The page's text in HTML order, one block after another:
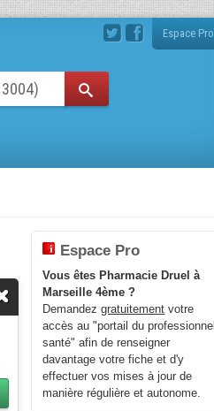
Espace Pro
Espace Pro
Vous êtes Pharmacie Druel à
Marseille 4ème ?
Demandezgratuitement votre
accès au "portail du professionnel
santé" afin de renseigner
davantage votre fiche et d'y
effectuer vos mises à jour de
manière régulière et autonome.